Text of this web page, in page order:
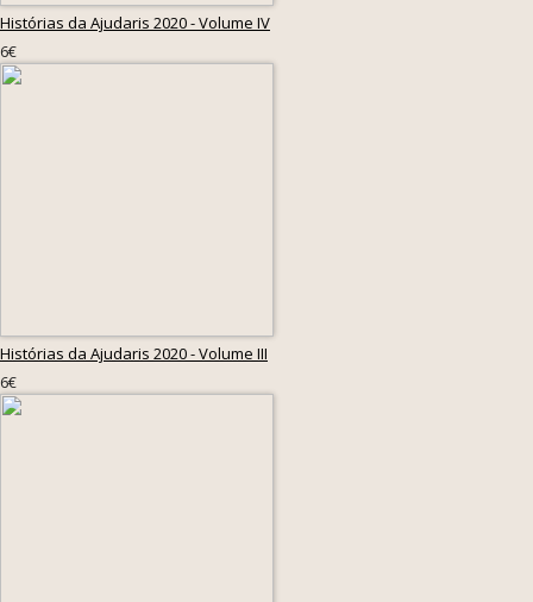
Histórias da Ajudaris 2020 - Volume IV
6€
Histórias da Ajudaris 2020 - Volume III
6€